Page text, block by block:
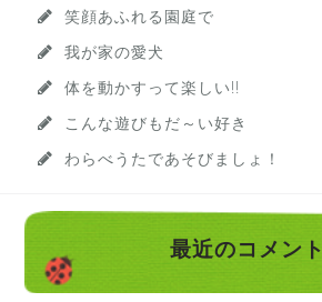
笑顔あふれる園庭で
我が家の愛犬
体を動かすって楽しい!!
こんな遊びもだ～い好き
わらべうたであそびましょ！
最近のコメント